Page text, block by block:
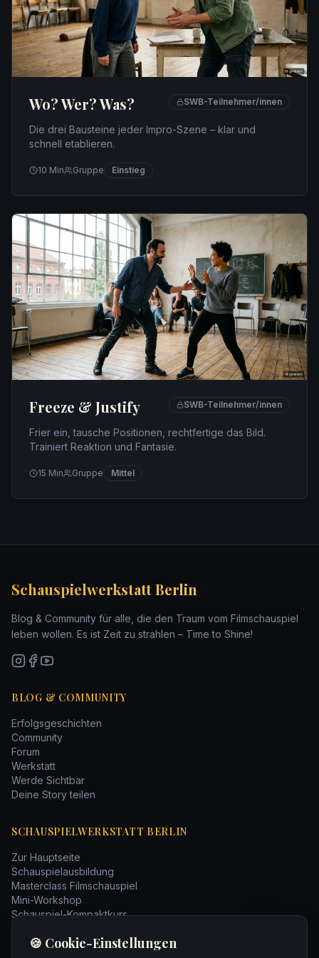
Wo? Wer? Was? SWB-Teilnehmer/innen
Die drei Bausteine jeder Impro-Szene – klar und
schnell etablieren.
10 Min Gruppe Einstieg
Freeze & Justify SWB-Teilnehmer/innen
Frier ein, tausche Positionen, rechtfertige das Bild.
Trainiert Reaktion und Fantasie.
15 Min Gruppe Mittel
Schauspielwerkstatt Berlin
Blog & Community für alle, die den Traum vom Filmschauspiel
leben wollen. Es ist Zeit zu strahlen – Time to Shine!
BLOG & COMMUNITY
Erfolgsgeschichten
Community
Forum
Werkstatt
Werde Sichtbar
Deine Story teilen
SCHAUSPIELWERKSTATT BERLIN
Zur Hauptseite
Schauspielausbildung
Masterclass Filmschauspiel
Mini-Workshop
Schauspiel-Kompaktkurs
🍪 Cookie-Einstellungen